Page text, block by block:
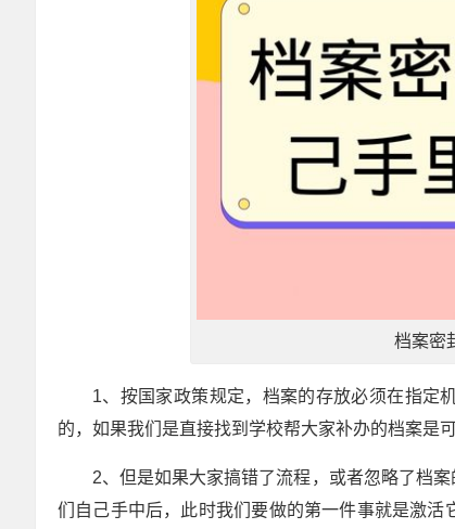
档案密
1、按国家政策规定，档案的存放必须在指定
的，如果我们是直接找到学校帮大家补办的档案是
2、但是如果大家搞错了流程，或者忽略了档
们自己手中后，此时我们要做的第一件事就是激